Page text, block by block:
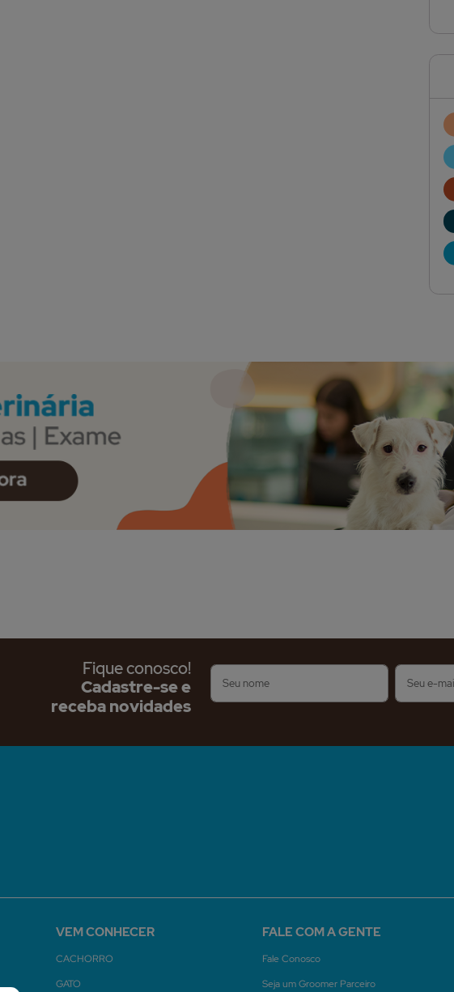
Fique conosco!
Cadastre-se e
receba novidades
VEM CONHECER
CACHORRO
GATO
FALE COM A GENTE
Fale Conosco
Seja um Groomer Parceiro